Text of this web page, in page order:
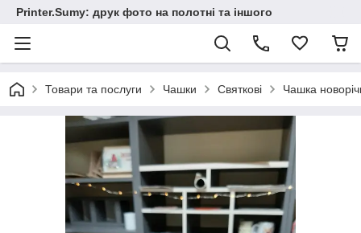
Printer.Sumy: друк фото на полотні та іншого
Товари та послуги Чашки Святкові Чашка